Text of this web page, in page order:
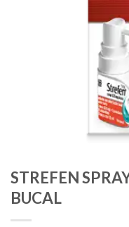
STREFEN
BUCAL